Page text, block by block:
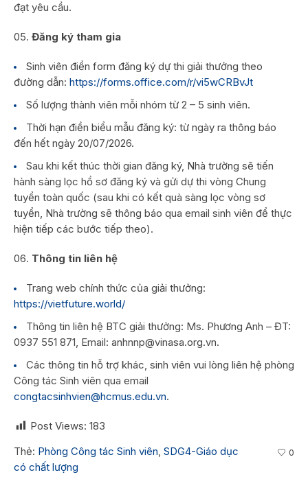
đạt yêu cầu.
Đăng ký tham gia
Sinh viên điền form đăng ký dự thi giải thưởng theo
đường dẫn: https://forms.office.com/r/vi5wCRBvJt
Số lượng thành viên mỗi nhóm từ 2 – 5 sinh viên.
Thời hạn điền biểu mẫu đăng ký: từ ngày ra thông báo
đến hết ngày 20/07/2026.
Sau khi kết thúc thời gian đăng ký, Nhà trường sẽ tiến
hành sàng lọc hồ sơ đăng ký và gửi dự thi vòng Chung
tuyển toàn quốc (sau khi có kết quà sàng lọc vòng sơ
tuyển, Nhà trường sẽ thông báo qua email sinh viên để thực
hiện tiếp các bước tiếp theo).
Thông tin liên hệ
Trang web chính thức của giải thưởng:
https://vietfuture.world/
Thông tin liên hệ BTC giải thưởng: Ms. Phương Anh – ĐT:
0937 551 871, Email: anhnnp@vinasa.org.vn.
Các thông tin hỗ trợ khác, sinh viên vui lòng liên hệ phòng
Công tác Sinh viên qua email
congtacsinhvien@hcmus.edu.vn.
Post Views: 183
Thẻ: Phòng Công tác Sinh viên, SDG4-Giáo dục
có chất lượng
0